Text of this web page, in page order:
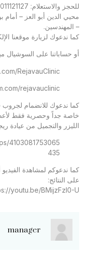
– المهندسين.
كما ندعوك لزيارة موقعنا
أو حساباتنا على السوشيال
RejavauClinic
rejavauclinic
خاصة جداً وحصرية فقط
الليزر والتجميل من عيادة
4103081753065
435
كما ندعوكم لمشاهدة
على النتائج:
youtu.be/BMijzFzl0-U
manager